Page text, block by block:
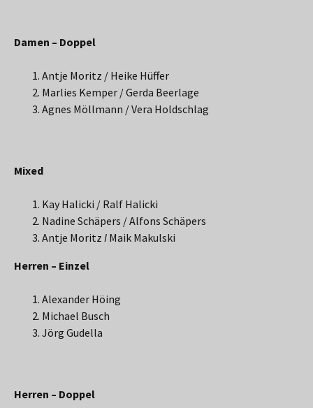
Damen – Doppel
Antje Moritz / Heike Hüffer
Marlies Kemper / Gerda Beerlage
Agnes Möllmann / Vera Holdschlag
Mixed
Kay Halicki / Ralf Halicki
Nadine Schäpers / Alfons Schäpers
Antje Moritz I Maik Makulski
Herren – Einzel
Alexander Höing
Michael Busch
Jörg Gudella
Herren – Doppel